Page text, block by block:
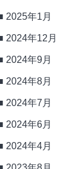
2025年1月
2024年12月
2024年9月
2024年8月
2024年7月
2024年6月
2024年4月